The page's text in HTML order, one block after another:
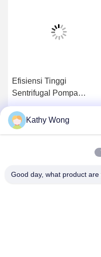
Efisiensi Tinggi
Sentrifugal Pompa
Kebakaran 4000Usgpm
Bahan Besi Cor Ulet
Kathy Wong
Good day, what product